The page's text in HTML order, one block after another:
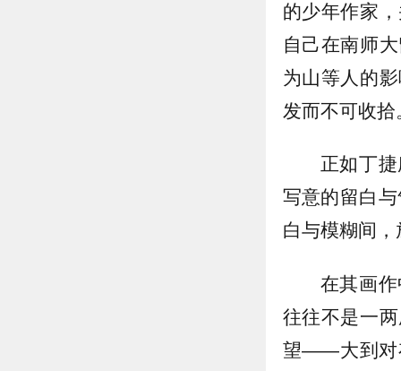
的少年作家
自己在南师
为山等人的
发而不可收拾
正如丁
写意的留白
白与模糊间，
在其画
往往不是一
望——大到对